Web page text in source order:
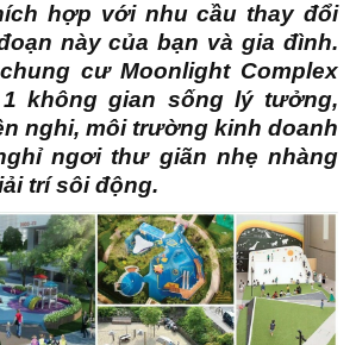
hợp với nhu cầu thay đổi
này của bạn và gia đình.
cư Moonlight Complex
không gian sống lý tưởng,
nghi, môi trường kinh doanh
ngơi thư giãn nhẹ nhàng
trí sôi động.